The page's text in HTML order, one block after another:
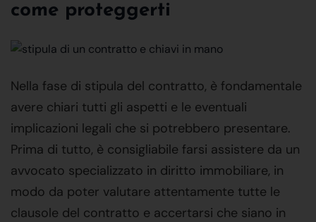
come proteggerti
Nella fase di stipula del contratto, è fondamentale
avere chiari tutti gli aspetti e le eventuali
implicazioni legali che si potrebbero presentare.
Prima di tutto, è consigliabile farsi assistere da un
avvocato specializzato in diritto immobiliare, in
modo da poter valutare attentamente tutte le
clausole del contratto e accertarsi che siano in